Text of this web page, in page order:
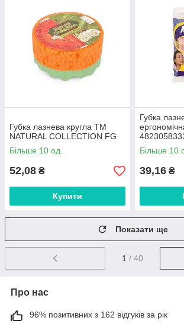
Губка лазнева кругла ТМ
NATURAL COLLECTION FG
Більше 10 од.
52,08 ₴
Купити
Губка
FG
Більше 10
39,16 ₴
Показати ще
1 / 40
Про нас
96% позитивних з 162 відгуків за рік